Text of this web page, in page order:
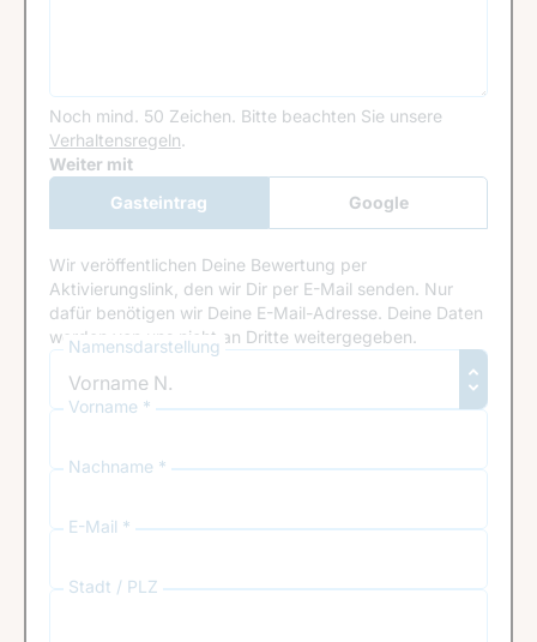
Noch mind. 50 Zeichen. Bitte beachten Sie unsere
Verhaltensregeln.
Google Recaptcha
Weiter mit
Gasteintrag
Google
Anmeldung
Wir veröffentlichen Deine Bewertung per
Aktivierungslink, den wir Dir per E-Mail senden. Nur
dafür benötigen wir Deine E-Mail-Adresse. Deine Daten
werden von uns nicht an Dritte weitergegeben.
Namensdarstellung
Vorname *
Nachname *
E-Mail *
Stadt / PLZ